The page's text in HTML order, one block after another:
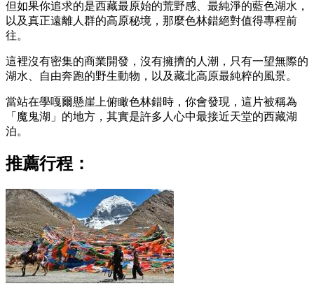
但如果你追求的是西藏最原始的荒野感、最純淨的藍色湖水，
以及真正遠離人群的高原秘境，那麼色林錯絕對值得專程前
往。
這裡沒有密集的商業開發，沒有擁擠的人潮，只有一望無際的
湖水、自由奔跑的野生動物，以及藏北高原最純粹的風景。
當站在學嘎爾懸崖上俯瞰色林錯時，你會發現，這片被稱為
「魔鬼湖」的地方，其實是許多人心中最接近天堂的西藏湖
泊。
推薦行程：